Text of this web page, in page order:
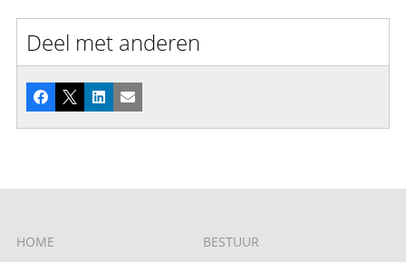
Deel met anderen
Facebook
X LinkedInE-mail
HOME BESTUUR